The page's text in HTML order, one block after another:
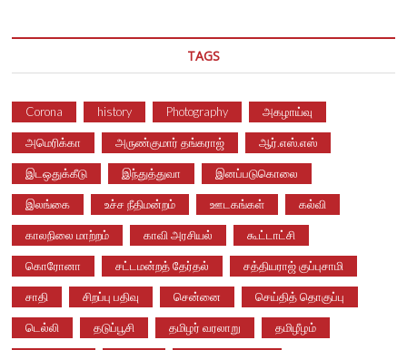
TAGS
Corona history Photography அகழாய்வு
அமெரிக்கா அருண்குமார் தங்கராஜ் ஆர்.எஸ்.எஸ்
இடஒதுக்கீடு இந்துத்துவா இனப்படுகொலை
இலங்கை உச்ச நீதிமன்றம் ஊடகங்கள் கல்வி
காலநிலை மாற்றம் காவி அரசியல் கூட்டாட்சி
கொரோனா சட்டமன்றத் தேர்தல் சத்தியராஜ் குப்புசாமி
சாதி சிறப்பு பதிவு சென்னை செய்தித் தொகுப்பு
டெல்லி தடுப்பூசி தமிழர் வரலாறு தமிழீழம்